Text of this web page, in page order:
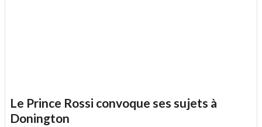
Le Prince Rossi convoque ses sujets à
Donington